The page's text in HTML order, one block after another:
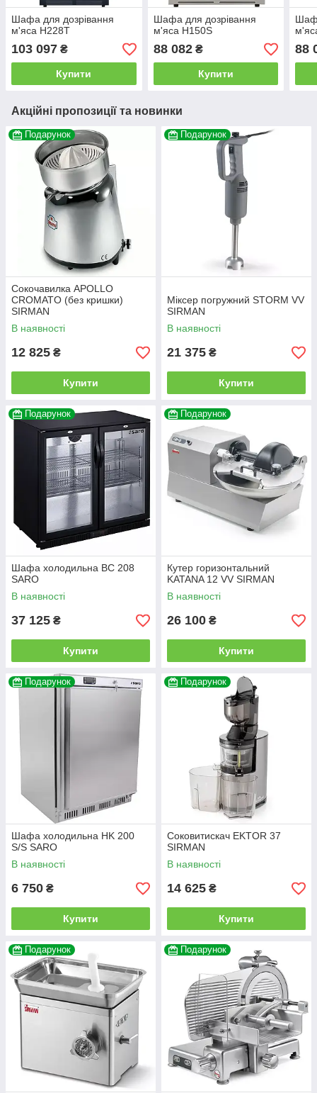
Шафа для дозрівання
м'яса H228T
103 097 ₴
Купити
Шафа для дозрівання
м'яса H150S
88 082₴
Купити
88
Акційні пропозиції та новинки
Подарунок
Сокочавилка APOLLO
CROMATO (без кришки)
SIRMAN
В наявності
12 825 ₴
Купити
Подарунок
Міксер погружний STORM VV
SIRMAN
В наявності
21 375 ₴
Купити
Подарунок
Шафа холодильна BC 208
SARO
В наявності
37 125 ₴
Купити
Подарунок
Кутер горизонтальний
KATANA 12 VV SIRMAN
В наявності
26 100 ₴
Купити
Подарунок
Шафа холодильна HK 200
S/S SARO
В наявності
6 750 ₴
Купити
Подарунок
Соковитискач EKTOR 37
SIRMAN
В наявності
14 625 ₴
Купити
Подарунок Подарунок